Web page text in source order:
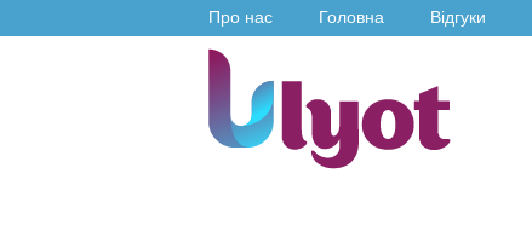
Про нас Головна Відгуки